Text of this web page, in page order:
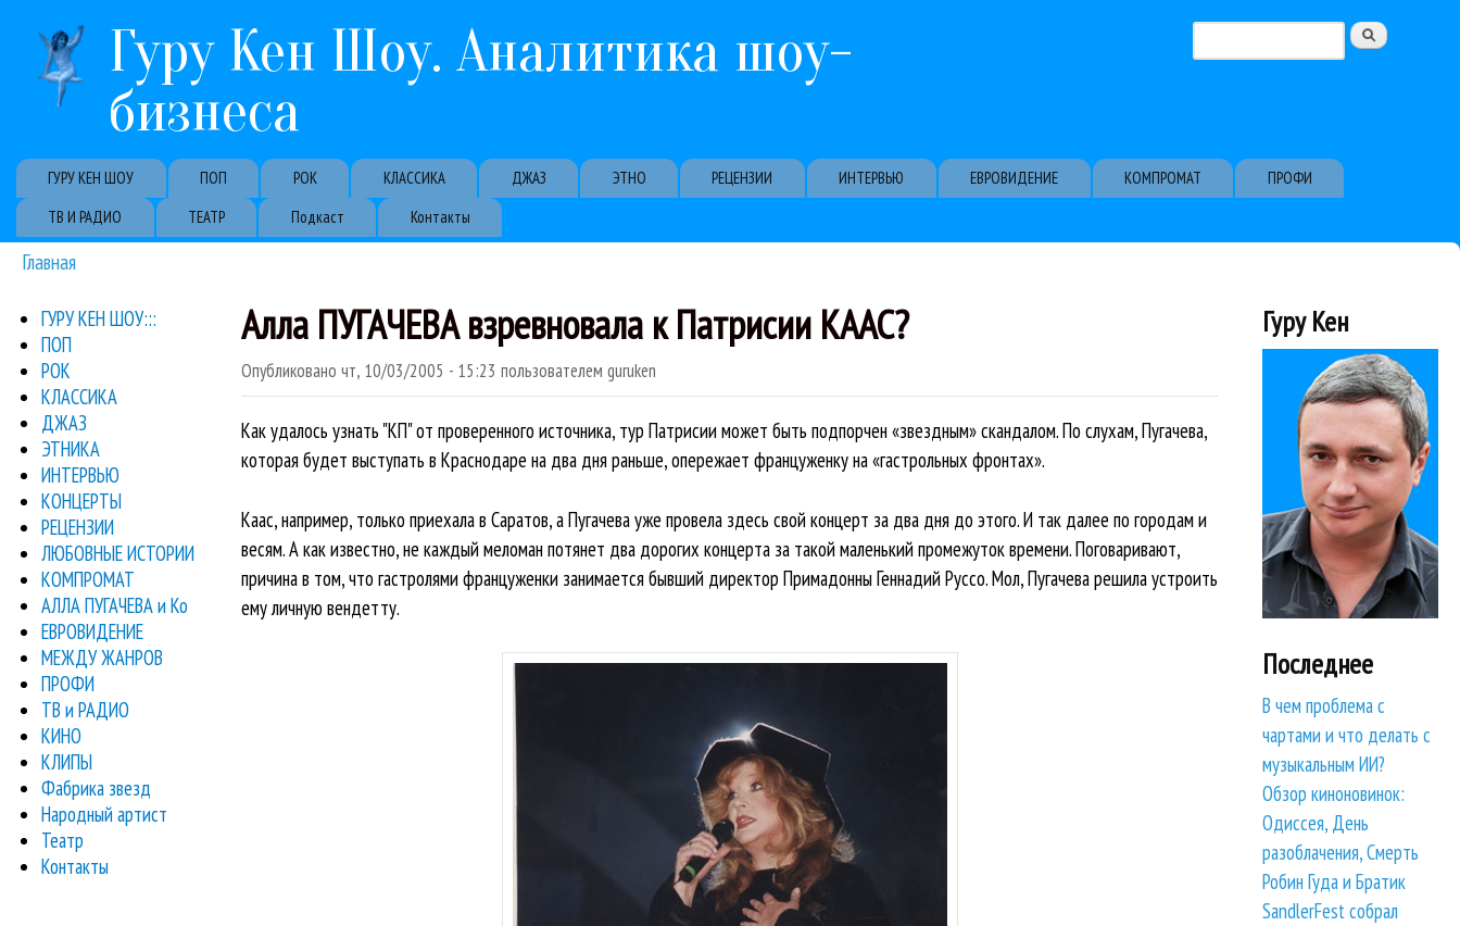
Гуру Кен Шоу. Аналитика шоу-
бизнеса
Форма поиска
Primary links
ГУРУ КЕН ШОУ ПОП РОК КЛАССИКА ДЖАЗ ЭТНО РЕЦЕНЗИИ ИНТЕРВЬЮ ЕВРОВИДЕНИЕ КОМПРОМАТ
ПРОФИ
ТВ И РАДИО
ТЕАТР Подкаст Контакты
Вы здесь
Главная
Алла ПУГАЧЕВА взревновала к Патрисии КААС?
Опубликовано чт, 10/03/2005 - 15:23 пользователем guruken
Как удалось узнать "КП" от проверенного источника, тур Патрисии может быть подпорчен «звездным» скандалом. По слухам, Пугачева,
которая будет выступать в Краснодаре на два дня раньше, опережает француженку на «гастрольных фронтах».
Каас, например, только приехала в Саратов, а Пугачева уже провела здесь свой концерт за два дня до этого. И так далее по городам и
весям. А как известно, не каждый меломан потянет два дорогих концерта за такой маленький промежуток времени. Поговаривают,
причина в том, что гастролями француженки занимается бывший директор Примадонны Геннадий Руссо. Мол, Пугачева решила устроить
ему личную вендетту.
ГУРУ КЕН ШОУ:::
ПОП
РОК
КЛАССИКА
ДЖАЗ
ЭТНИКА
ИНТЕРВЬЮ
КОНЦЕРТЫ
РЕЦЕНЗИИ
ЛЮБОВНЫЕ ИСТОРИИ
КОМПРОМАТ
АЛЛА ПУГАЧЕВА и Ко
ЕВРОВИДЕНИЕ
МЕЖДУ ЖАНРОВ
ПРОФИ
ТВ и РАДИО
КИНО
КЛИПЫ
Фабрика звезд
Народный артист
Театр
Контакты
Гуру Кен
Последнее
В чем проблема с
чартами и что делать с
музыкальным ИИ?
Обзор киноновинок:
Одиссея, День
разоблачения, Смерть
Робин Гуда и Братик
SandlerFest собрал